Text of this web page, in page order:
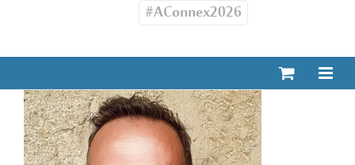
#AConnex2026